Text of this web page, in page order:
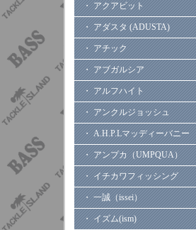
・ アクアビット
・ アダスタ (ADUSTA)
・ アチック
・ アブガルシア
・ アルフハイト
・ アンクルジョッシュ
・ A.H.P.Lマッディーバニー
・ アンプカ（UMPQUA）
・ イチカワフィッシング
・ 一誠（issei）
・ イズム(ism)